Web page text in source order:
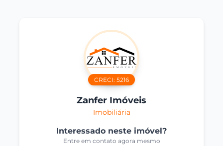
CRECI: 5216
Zanfer Imóveis
Imobiliária
Interessado neste imóvel?
Entre em contato agora mesmo